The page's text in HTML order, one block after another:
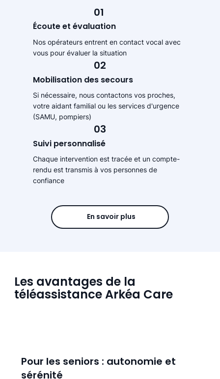
Les avantages de la
téléassistance Arkéa Care
Pour les seniors : autonomie et
sérénité
01
Écoute et évaluation
Nos opérateurs entrent en contact vocal avec
vous pour évaluer la situation
02
Mobilisation des secours
Si nécessaire, nous contactons vos proches,
votre aidant familial ou les services d'urgence
(SAMU, pompiers)
03
Suivi personnalisé
Chaque intervention est tracée et un compte-
rendu est transmis à vos personnes de
confiance
En savoir plus